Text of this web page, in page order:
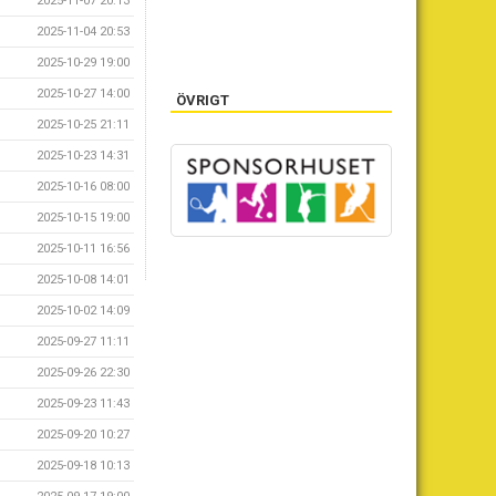
2025-11-04 20:53
2025-10-29 19:00
2025-10-27 14:00
2025-10-25 21:11
2025-10-23 14:31
2025-10-16 08:00
2025-10-15 19:00
2025-10-11 16:56
2025-10-08 14:01
2025-10-02 14:09
2025-09-27 11:11
2025-09-26 22:30
2025-09-23 11:43
2025-09-20 10:27
2025-09-18 10:13
ÖVRIGT